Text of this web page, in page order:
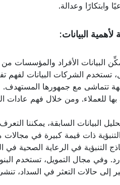
وابتكارًا وعدالة.
البيانات:
البيانات الأفراد والمؤسسات
تستخدم الشركات البيانات لفهم
تتماشى مع جمهورها المستهدف.
بها للعملاء. ومن خلال فهم عادات
البيانات السابقة، يمكننا
ذات قيمة كبيرة في
التنبؤية في الرعاية الصحية
وفي مجال التمويل، تستخدم
إلى حالات التعثر في السداد،